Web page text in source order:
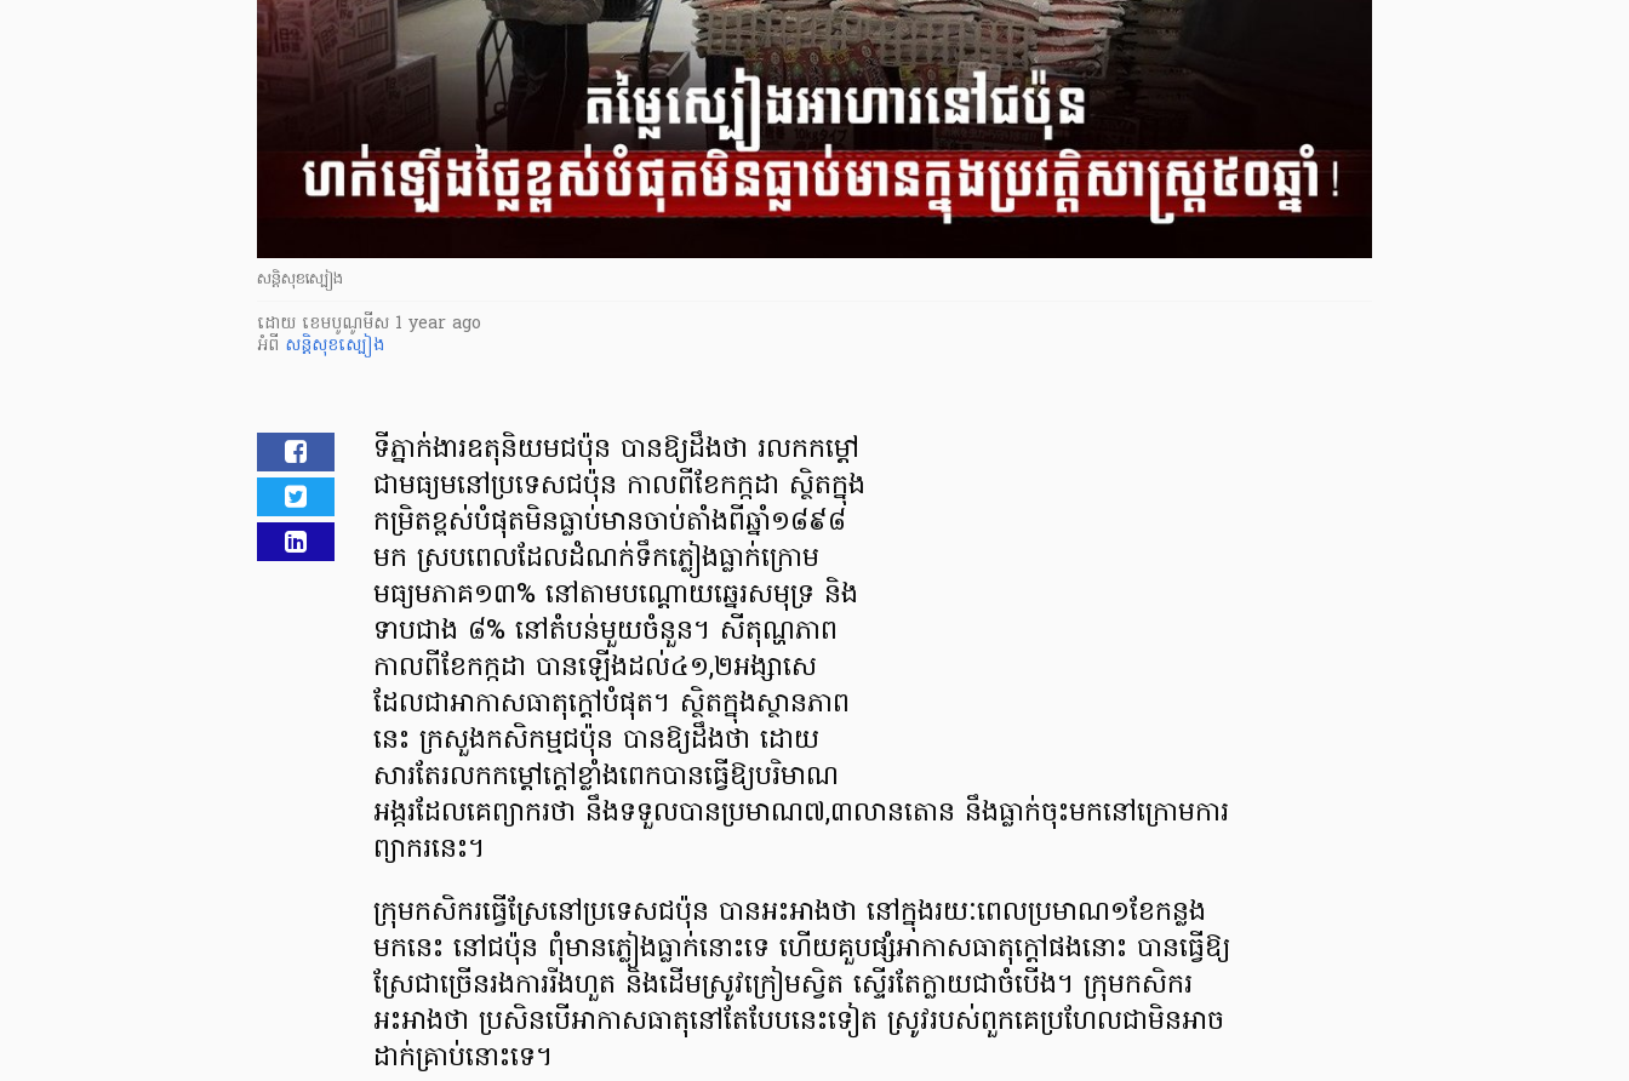
សន្តិសុខស្បៀង
ដោយ ​ ខេមបូណូមីស 1 year ago
អំពី សន្តិសុខស្បៀង
ទីភ្នាក់ងារឧតុនិយមជប៉ុន បានឱ្យដឹងថា រលកកម្តៅ
ជាមធ្យមនៅប្រទេសជប៉ុន កាលពីខែកក្កដា ស្ថិតក្នុង
កម្រិតខ្ពស់បំផុតមិនធ្លាប់មានចាប់តាំងពីឆ្នាំ១៨៩៨
មក ស្របពេលដែលដំណក់ទឹកភ្លៀងធ្លាក់ក្រោម
មធ្យមភាគ១៣% នៅតាមបណ្តោយឆ្នេរសមុទ្រ និង
ទាបជាង ៨% នៅតំបន់មួយចំនួន។ សីតុណ្ហភាព
កាលពីខែកក្កដា បានឡើងដល់៤១,២អង្សាសេ
ដែលជាអាកាសធាតុក្តៅបំផុត។ ស្ថិតក្នុងស្ថានភាព
នេះ ក្រសួងកសិកម្មជប៉ុន បានឱ្យដឹងថា ដោយ
សារតែរលកកម្តៅក្តៅខ្លាំងពេកបានធ្វើឱ្យបរិមាណ
អង្ករដែលគេព្យាករថា នឹងទទួលបានប្រមាណ៧,៣លានតោន នឹងធ្លាក់ចុះមកនៅក្រោមការ
ព្យាករនេះ។
ក្រុមកសិករធ្វើស្រែនៅប្រទេសជប៉ុន បានអះអាងថា នៅក្នុងរយៈពេលប្រមាណ១ខែកន្លង
មកនេះ នៅជប៉ុន ពុំមានភ្លៀងធ្លាក់នោះទេ ហើយគួបផ្សំអាកាសធាតុក្តៅផងនោះ បានធ្វើឱ្យ
ស្រែជាច្រើនរងការរីងហួត និងដើមស្រូវក្រៀមស្វិត ស្ទើរតែក្លាយជាចំបើង។ ក្រុមកសិករ
អះអាងថា ប្រសិនបើអាកាសធាតុនៅតែបែបនេះទៀត ស្រូវរបស់ពួកគេប្រហែលជាមិនអាច
ដាក់គ្រាប់នោះទេ។